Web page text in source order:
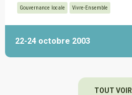
Gouvernance locale Vivre-Ensemble
22-24 octobre 2003
TOUT VOIR